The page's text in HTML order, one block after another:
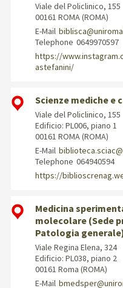
Viale del Policlinico, 155
00161 ROMA (ROMA)
E-Mail
Telephone 0649970597
https://
astefanini/
Scienze mediche e
Viale del Policlinico, 155
Edificio: PL006, piano 1
00161 ROMA (ROMA)
E-Mail
Telephone 064940594
https://
Medicina
molecolare (Sede
Patologia
Viale Regina Elena, 324
Edificio: PL038, piano 2
00161 Roma (ROMA)
E-Mail